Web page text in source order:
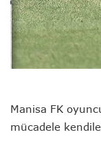
Manisa FK
mücadele